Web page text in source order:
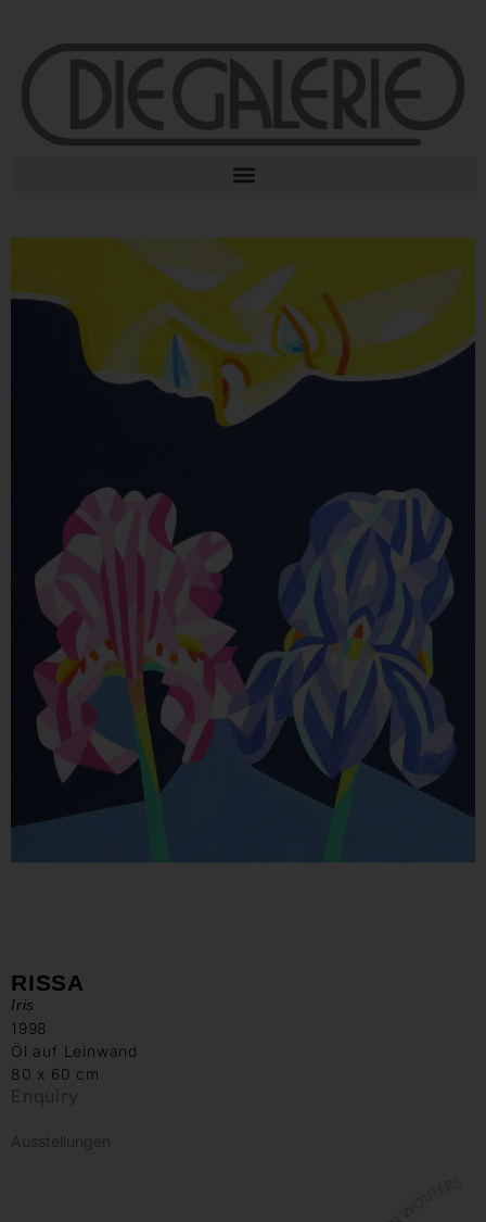
RISSA
Iris
1998
Öl auf Leinwand
80 x 60 cm
Enquiry
Ausstellungen